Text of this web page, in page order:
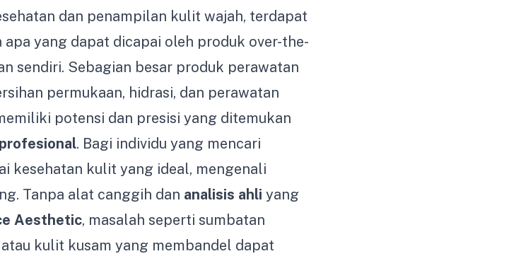
dan penampilan kulit wajah, terdapat
yang dapat dicapai oleh produk over-the-
sendiri. Sebagian besar produk perawatan
permukaan, hidrasi, dan perawatan
potensi dan presisi yang ditemukan
. Bagi individu yang mencari
kesehatan kulit yang ideal, mengenali
Tanpa alat canggih dan analisis ahli yang
Aesthetic, masalah seperti sumbatan
kulit kusam yang membandel dapat